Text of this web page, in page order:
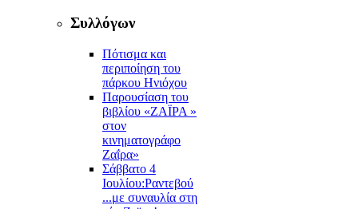
Συλλόγων
Πότισμα και
περιποίηση του
πάρκου Ηνιόχου
Παρουσίαση του
βιβλίου «ΖΑΪΡΑ »
στον
κινηματογράφο
Ζαΐρα»
Σάββατο 4
Ιουλίου:Ραντεβού
...με συναυλία στη